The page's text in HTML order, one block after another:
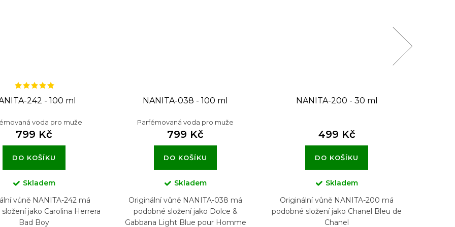
242 - 100 ml
voda pro muže
799 Kč
DO KOŠÍKU
Skladem
vůně NANITA-242 má
jako Carolina Herrera
Bad Boy
NANITA-038 - 100 ml
Parfémovaná voda pro muže
799 Kč
DO KOŠÍKU
Skladem
Originální vůně NANITA-038 má
podobné složení jako Dolce &
Gabbana Light Blue pour Homme
NANITA-200 - 30 ml
499 Kč
DO KOŠÍKU
Skladem
Originální vůně NANITA-200 má
podobné složení jako Chanel Bleu de
Chanel